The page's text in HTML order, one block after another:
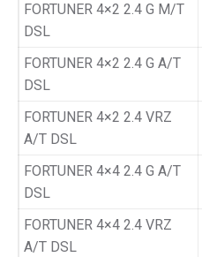
FORTUNER 4×2 2.4 G M/T
DSL
FORTUNER 4×2 2.4 G A/T
DSL
FORTUNER 4×2 2.4 VRZ
A/T DSL
FORTUNER 4×4 2.4 G A/T
DSL
FORTUNER 4×4 2.4 VRZ
A/T DSL